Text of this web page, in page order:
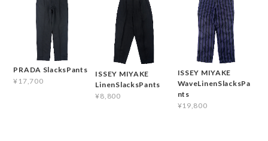
PRADA SlacksPants
¥17,700
ISSEY MIYAKE
LinenSlacksPants
¥8,800
ISSEY MIYAKE
WaveLinenSlacksPa
nts
¥19,800